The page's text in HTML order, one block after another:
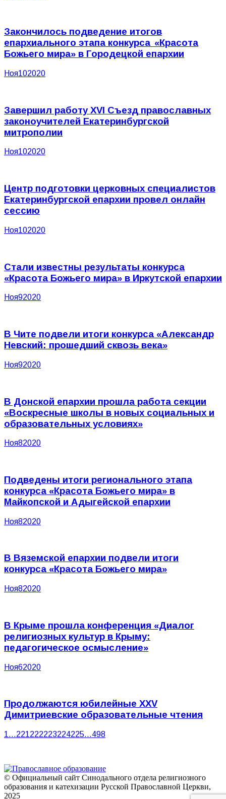
Закончилось подведение итогов
епархиального этапа конкурса «Красота
Божьего мира» в Городецкой епархии
Ноя102020
Завершил работу XVI Съезд православных
законоучителей Екатеринбургской
митрополии
Ноя102020
Центр подготовки церковных специалистов
Екатеринбургской епархии провел онлайн
сессию
Ноя102020
Стали известны результаты конкурса
«Красота Божьего мира» в Иркутской епархии
Ноя92020
В Чите подвели итоги конкурса «Александр
Невский: прошедший сквозь века»
Ноя92020
В Донской епархии прошла работа секции
«Воскресные школы в новых социальных и
образовательных условиях»
Ноя82020
Подведены итоги регионального этапа
конкурса «Красота Божьего мира» в
Майкопской и Адыгейской епархии
Ноя82020
В Вяземской епархии подвели итоги
конкурса «Красота Божьего мира»
Ноя82020
В Крыме прошла конференция «Диалог
религиозных культур в Крыму:
педагогическое осмысление»
Ноя62020
Продолжаются юбилейные XXV
Димитриевские образовательные чтения
1…221222223224225…498
© Официальный сайт Синодального отдела религиозного
образования и катехизации Русской Православной Церкви,
2025